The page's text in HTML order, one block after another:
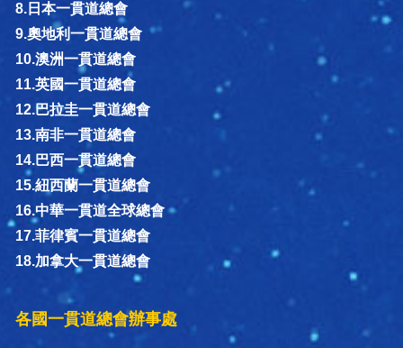
8.日本一貫道總會
9.奧地利一貫道總會
10.澳洲一貫道總會
11.英國一貫道總會
12.巴拉圭一貫道總會
13.南非一貫道總會
14.巴西一貫道總會
15.紐西蘭一貫道總會
16.中華一貫道全球總會
17.菲律賓一貫道總會
18.加拿大一貫道總會
各國一貫道總會辦事處